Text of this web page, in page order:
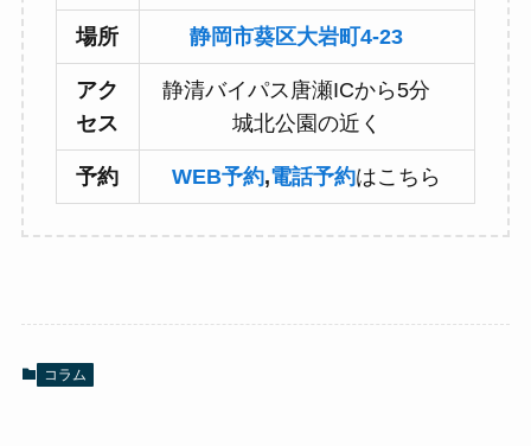
場所 静岡市葵区大岩町4-23
アク
セス
静清バイパス唐瀬ICから5分
城北公園の近く
予約 WEB予約,電話予約はこちら
コラム